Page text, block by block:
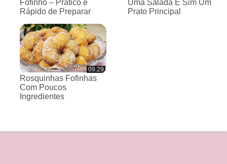
Fofinho – Prático e
Rápido de Preparar
Uma Salada E Sim Um
Prato Principal
09:29
Rosquinhas Fofinhas
Com Poucos
Ingredientes